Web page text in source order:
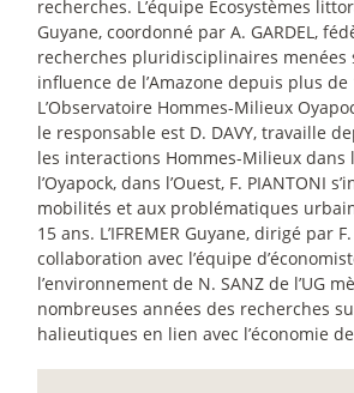
recherches. L’équipe Ecosystèmes
Guyane, coordonné par A. GARDEL,
recherches pluridisciplinaires menées
influence de l’Amazone depuis plus de
L’Observatoire Hommes-Milieux
le responsable est D. DAVY, travaille
les interactions Hommes-Milieux dans
l’Oyapock, dans l’Ouest, F. PIANTONI
mobilités et aux problématiques
15 ans. L’IFREMER Guyane, dirigé par
collaboration avec l’équipe
l’environnement de N. SANZ de l’UG
nombreuses années des recherches
halieutiques en lien avec l’économie